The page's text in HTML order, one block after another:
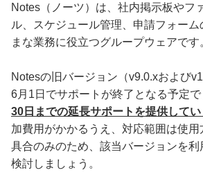
Notes（ノーツ）は、社内掲示板やフ
ル、スケジュール管理、申請フォー
まな業務に役立つグループウェアです
Notesの旧バージョン（v9.0.xおよび
6月1日でサポートが終了となる予定で
30日までの延長サポートを提供して
加費用がかかるうえ、対応範囲は使
具合のみのため、該当バージョンを
検討しましょう。